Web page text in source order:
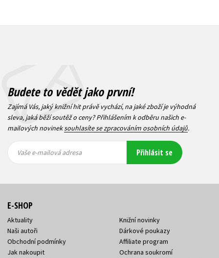
Budete to vědět jako první!
Zajímá Vás, jaký knižní hit právě vychází, na jaké zboží je výhodná
sleva, jaká běží soutěž o ceny? Přihlášením k odběru našich e-
mailových novineksouhlasíte se zpracováním osobních údajů.
mailová
mailová
Vaše e-mailová adresa Přihlásit se
E-SHOP
Aktuality
Naši autoři
Obchodní podmínky
Jak nakoupit
Knižní novinky
Dárkové poukazy
Affiliate program
Ochrana soukromí